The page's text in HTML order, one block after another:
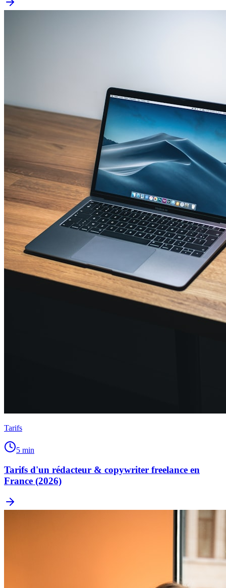
Tarifs
5 min
Tarifs d'un rédacteur & copywriter freelance en
France (2026)